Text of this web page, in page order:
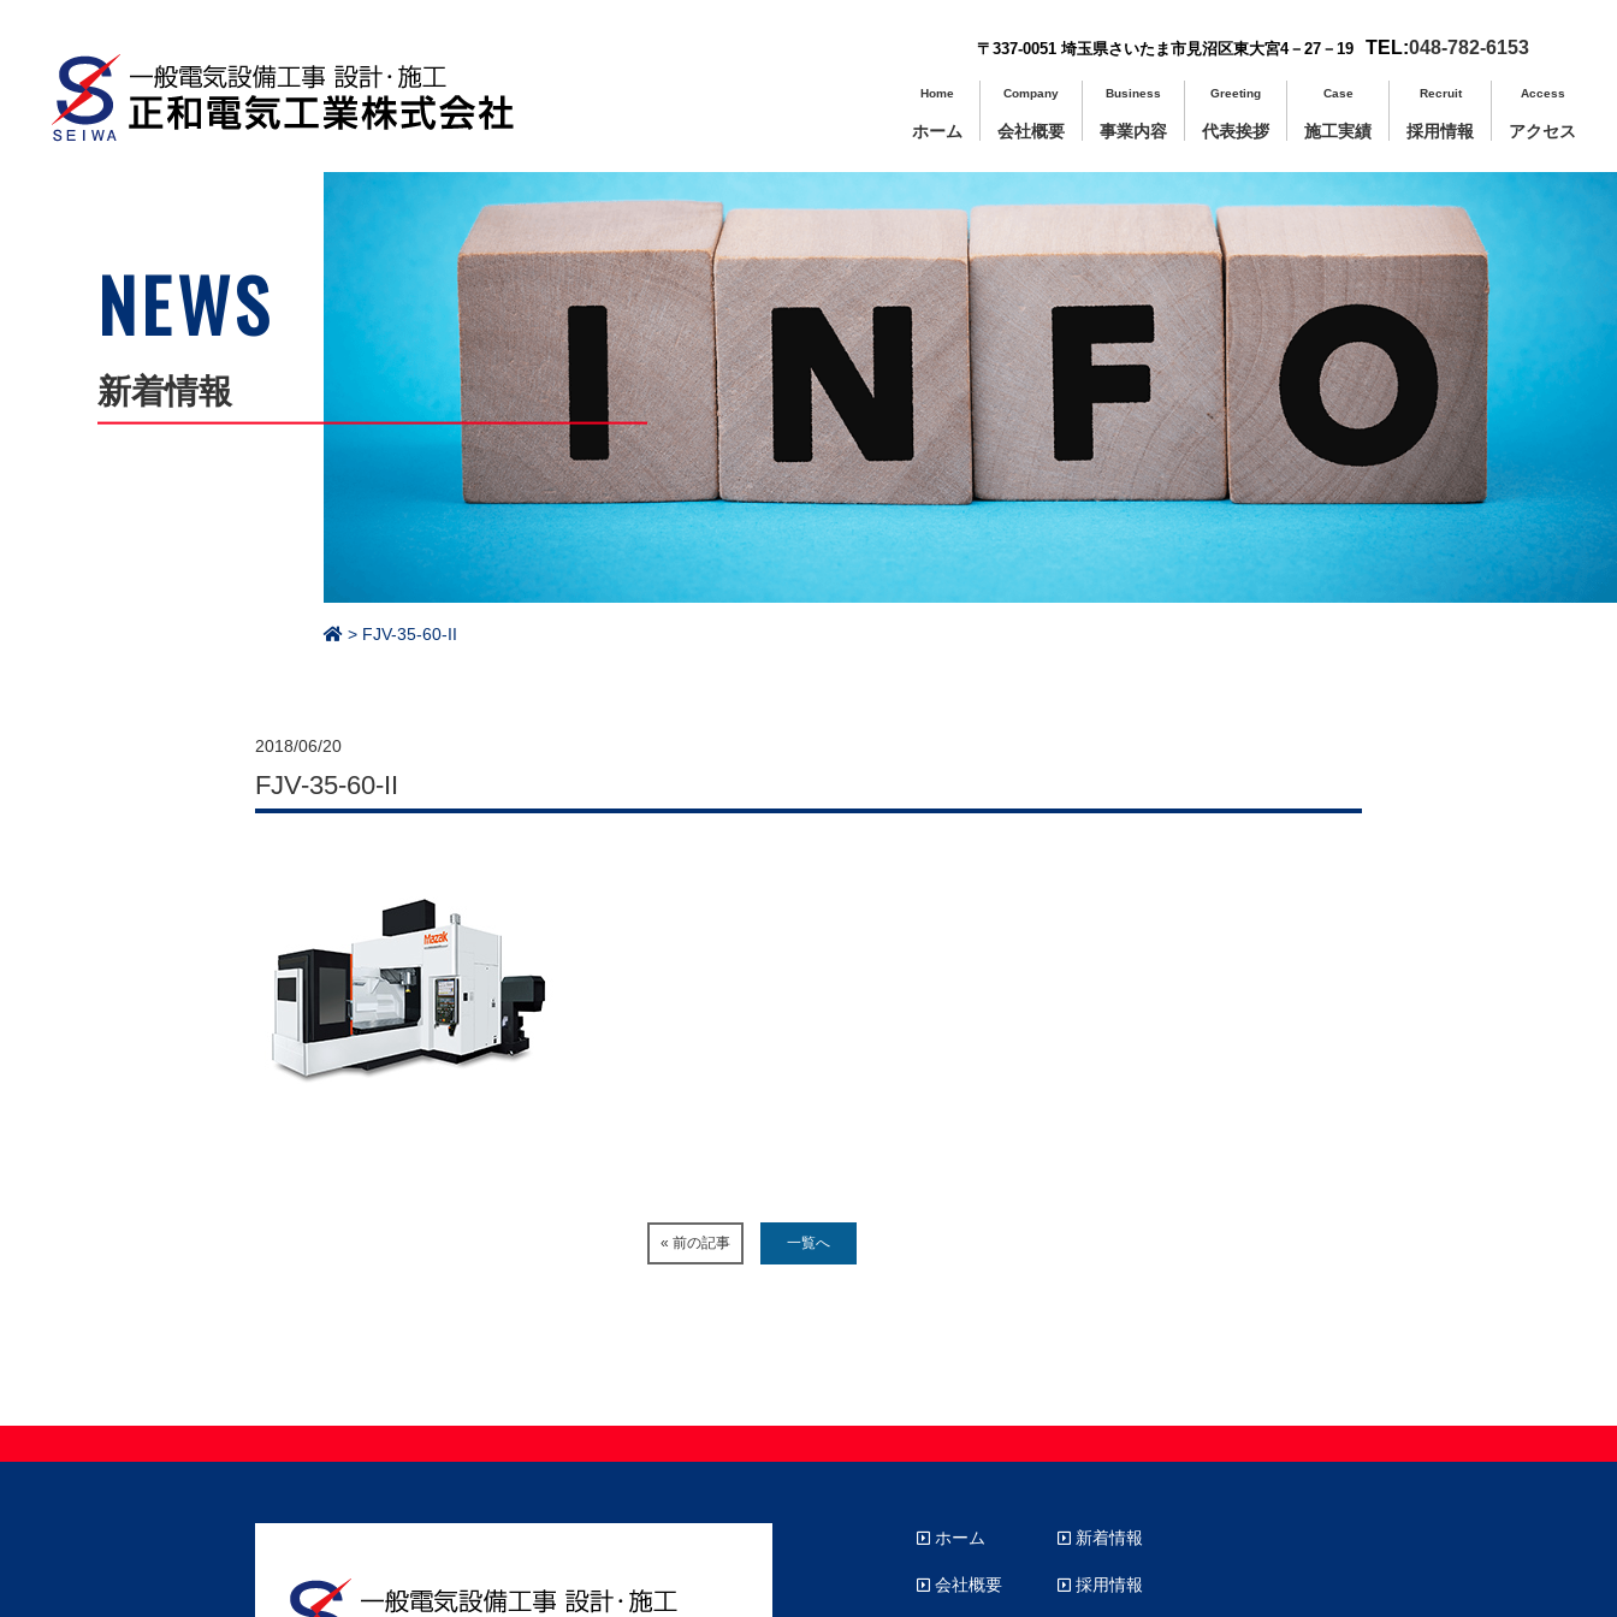
〒337-0051 埼玉県さいたま市見沼区東大宮4－27－19 TEL:048-782-6153
ホーム
Home
会社概要
Company
事業内容
Business
代表挨拶
Greeting
施工実績
Case
採用情報
Recruit
アクセス
Access
NEWS
新着情報
> FJV-35-60-II
2018/06/20
FJV-35-60-II
« 前の記事 一覧へ
ホーム
会社概要
新着情報
採用情報